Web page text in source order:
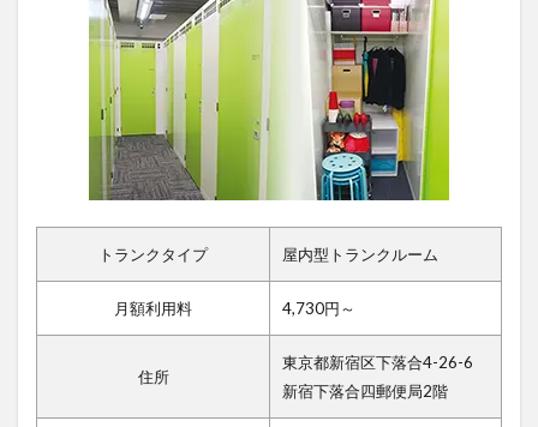
トランクタイプ 屋内型トランクルーム
月額利用料 4,730円～
住所
東京都新宿区下落合4-26-6
新宿下落合四郵便局2階